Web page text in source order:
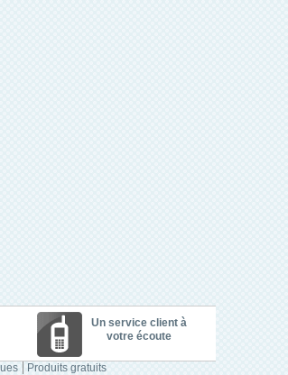
Un service client à
votre écoute
Produits gratuits